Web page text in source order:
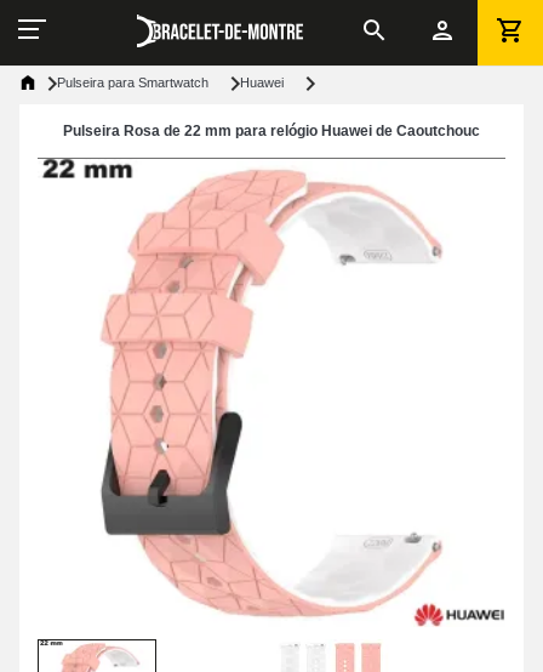
Pulseira para Smartwatch Huawei
Pulseira Rosa de 22 mm para relógio Huawei de Caoutchouc